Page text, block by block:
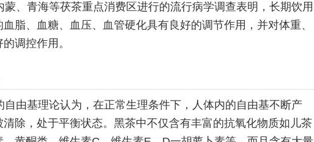
蒙、青海等茯茶重点消费区进行的流行病学调查表明，长期饮用
脂、血糖、血压、血管硬化具有良好的调节作用，并对体重、
调控作用。
自由基理论认为，在正常生理条件下，人体内的自由基不断产
清除，处于平衡状态。黑茶中不仅含有丰富的抗氧化物质如儿茶